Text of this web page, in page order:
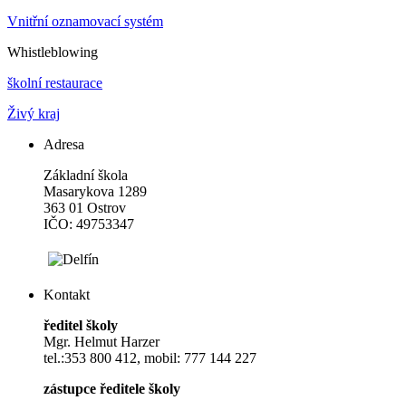
Vnitřní oznamovací systém
Whistleblowing
školní restaurace
Živý kraj
Adresa
Základní škola
Masarykova 1289
363 01 Ostrov
IČO: 49753347
Kontakt
ředitel školy
Mgr. Helmut Harzer
tel.:353 800 412, mobil: 777 144 227
zástupce ředitele školy